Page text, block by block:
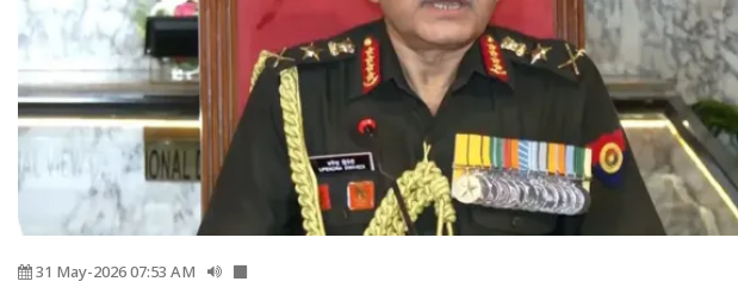
31 May-2026 07:53 AM